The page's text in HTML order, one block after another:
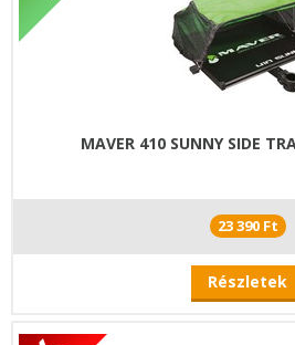
MAVER 410 SUNNY SIDE
23 390 Ft
Részletek